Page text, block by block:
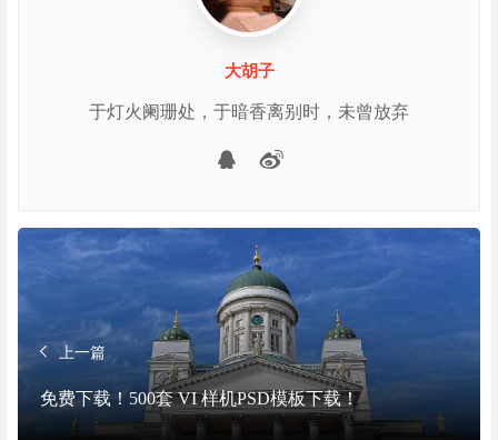
大胡子
于灯火阑珊处，于暗香离别时，未曾放弃
QQ 微博
上一篇
免费下载！500套 VI 样机PSD模板下载！